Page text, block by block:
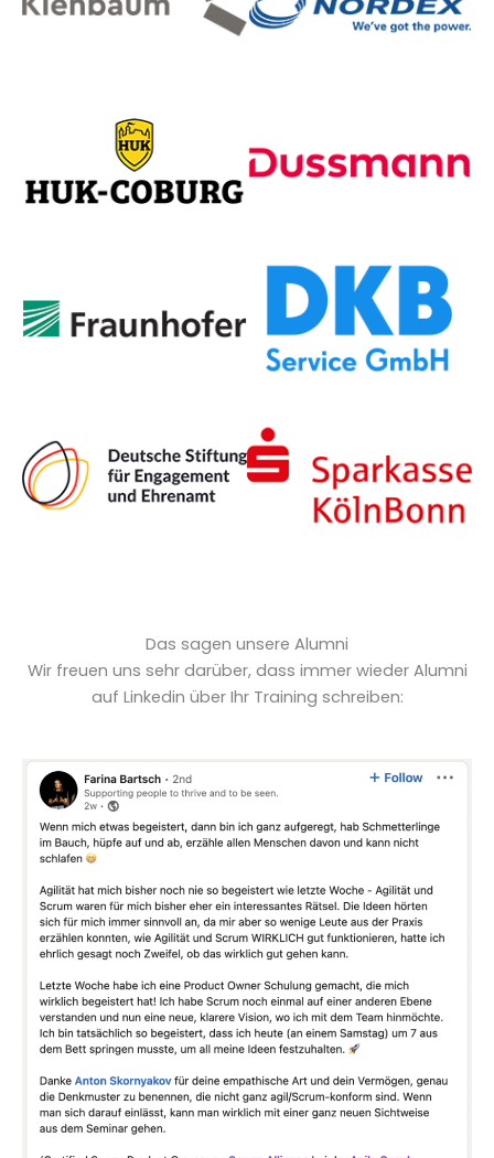
Das sagen unsere Alumni
Wir freuen uns sehr darüber, dass immer wieder Alumni
auf Linkedin über Ihr Training schreiben: